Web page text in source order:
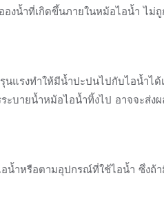
งน้ำที่เกิดขึ้นภายในหม้อไอน้ำ ไม่
นแรงทำให้มีน้ำปะปนไปกับไอน้ำไ
บายน้ำหม้อไอน้ำทิ้งไป อาจจะส่งผ
อน้ำหรือตามอุปกรณ์ที่ใช้ไอน้ำ ซึ่งถ้